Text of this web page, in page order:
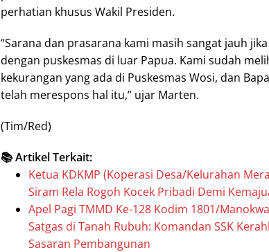
perhatian khusus Wakil Presiden.
“Sarana dan prasarana kami masih sangat jauh
dengan puskesmas di luar Papua. Kami sudah
kekurangan yang ada di Puskesmas Wosi, dan
telah merespons hal itu,” ujar Marten.
(Tim/Red)
📚 Artikel Terkait:
Ketua KDKMP (Koperasi Desa/Kelurahan
Siram Rela Rogoh Kocek Pribadi Demi
Apel Pagi TMMD Ke-128 Kodim 1801/
Satgas di Tanah Rubuh: Komandan SSK
Sasaran Pembangunan